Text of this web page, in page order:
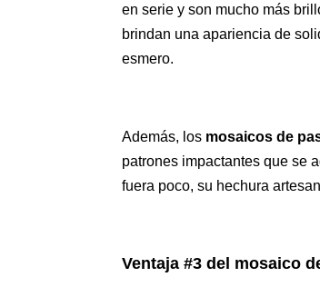
en serie y son mucho más
brindan una apariencia de
esmero.
Además, los mosaicos de
patrones impactantes que se
fuera poco, su hechura
Ventaja #3 del mosaico